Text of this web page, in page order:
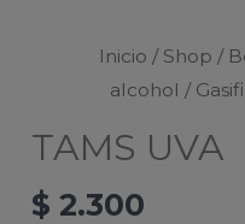
Inicio / Shop /
alcohol /
TAMS UVA
$ 2.300